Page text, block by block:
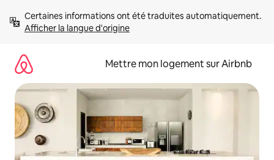
directement
Afficher la langue d'origine
Mettre mon logement sur Airbnb